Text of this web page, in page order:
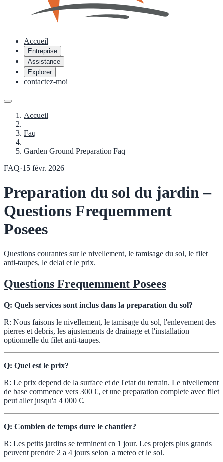
Accueil
Entreprise
Assistance
Explorer
contactez-moi
Accueil
Faq
Garden Ground Preparation Faq
FAQ·15 févr. 2026
Preparation du sol du jardin –
Questions Frequemment
Posees
Questions courantes sur le nivellement, le tamisage du sol, le filet
anti-taupes, le delai et le prix.
Questions Frequemment Posees
Q: Quels services sont inclus dans la preparation du sol?
R: Nous faisons le nivellement, le tamisage du sol, l'enlevement des
pierres et debris, les ajustements de drainage et l'installation
optionnelle du filet anti-taupes.
Q: Quel est le prix?
R: Le prix depend de la surface et de l'etat du terrain. Le nivellement
de base commence vers 300 €, et une preparation complete avec filet
peut aller jusqu'a 4 000 €.
Q: Combien de temps dure le chantier?
R: Les petits jardins se terminent en 1 jour. Les projets plus grands
peuvent prendre 2 a 4 jours selon la meteo et le sol.